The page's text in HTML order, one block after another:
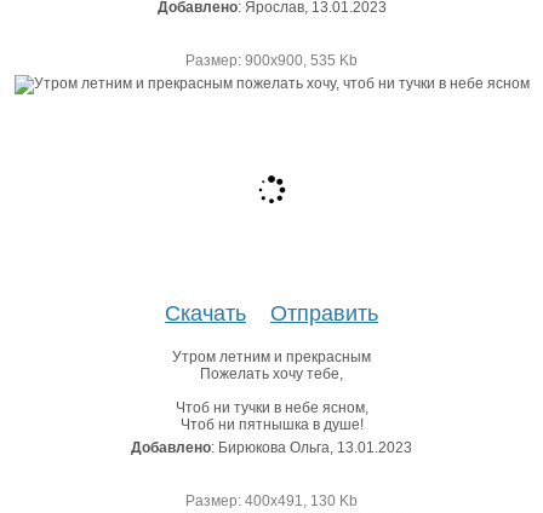
Добавлено: Ярослав, 13.01.2023
Размер: 900х900, 535 Kb
Скачать Отправить
Утром летним и прекрасным
Пожелать хочу тебе,
Чтоб ни тучки в небе ясном,
Чтоб ни пятнышка в душе!
Добавлено: Бирюкова Ольга, 13.01.2023
Размер: 400х491, 130 Kb